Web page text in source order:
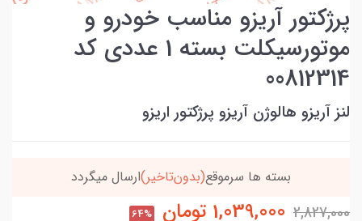
پرژکتور آریزو مناسب خودرو و
موتورسیکلت بسته 1 عددی کد
00812314
لنز آریزو هالوژن آریزو پرژکتور اریزو
خریدتو به5میلیون برسون،ارسالت‌رایگانه
2,827,000
1,039,000 تومان 64%